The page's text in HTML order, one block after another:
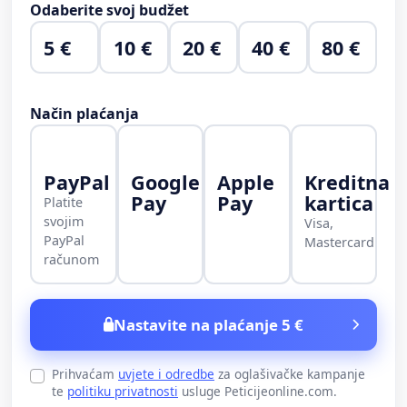
Odaberite svoj budžet
5 € 10 € 20 € 40 € 80 €
Način plaćanja
PayPal
Platite
svojim
PayPal
računom
Google
Pay
Apple
Pay
Kreditna
kartica
Visa,
Mastercard
Nastavite na plaćanje 5 €
Prihvaćam uvjete i odredbe za oglašivačke kampanje
te politiku privatnosti usluge Peticijeonline.com.